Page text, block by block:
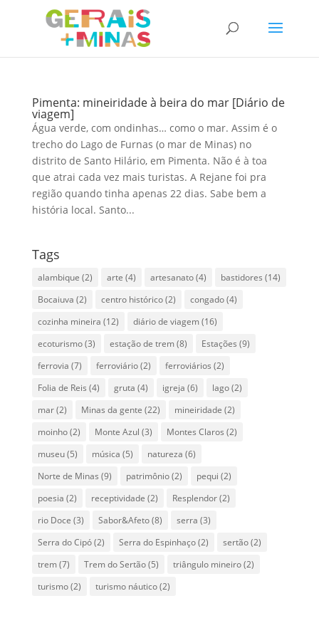
Pimenta: mineiridade à beira do mar [Diário de
viagem]
Água verde, com ondinhas… como o mar. Assim é o
trecho do Lago de Furnas (o mar de Minas) no
distrito de Santo Hilário, em Pimenta. Não é à toa
que atrai cada vez mais turistas. A Rejane foi pra
região quando tinha apenas 22 dias. Sabe bem a
história local. Santo...
Tags
alambique (2) arte (4) artesanato(4) bastidores (14)
Bocaiuva (2) centro histórico(2) congado(4)
cozinha mineira (12) diário de viagem(16)
ecoturismo(3) estação de trem(8) Estações (9)
ferrovia (7) ferroviário(2) ferroviários (2)
Folia de Reis (4) gruta (4) igreja (6) lago(2)
mar(2) Minas da gente (22) mineiridade (2)
moinho(2) Monte Azul (3) Montes Claros (2)
museu(5) música (5) natureza (6)
Norte de Minas (9) patrimônio(2) pequi (2)
poesia (2) receptividade (2) Resplendor(2)
rio Doce (3) Sabor&Afeto(8) serra (3)
Serra do Cipó(2) Serra do Espinhaço(2) sertão(2)
trem(7) Trem do Sertão(5) triângulo mineiro(2)
turismo(2) turismo náutico(2)